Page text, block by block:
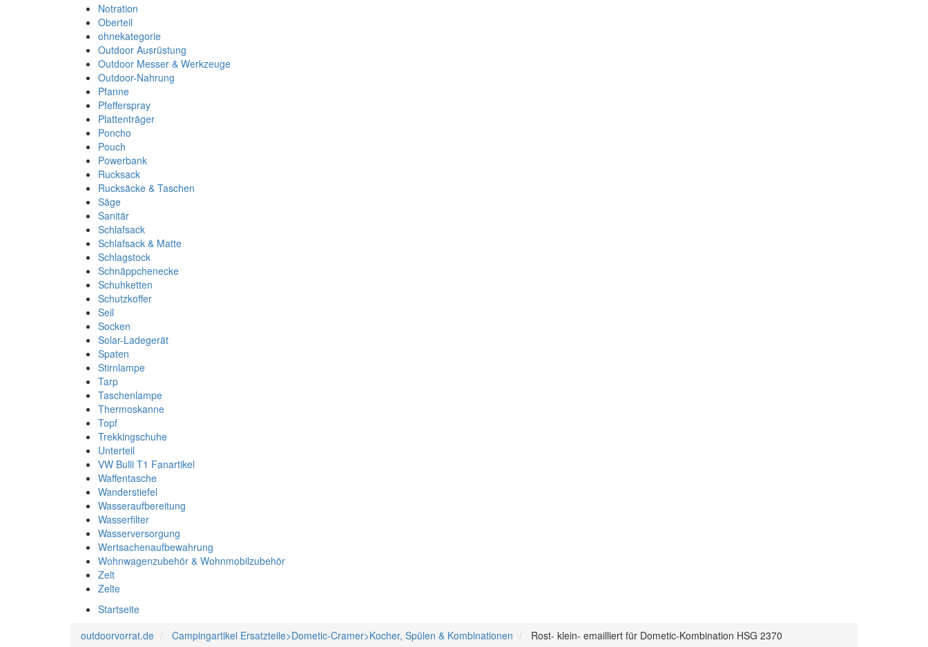
Notration
Oberteil
ohnekategorie
Outdoor Ausrüstung
Outdoor Messer & Werkzeuge
Outdoor-Nahrung
Pfanne
Pfefferspray
Plattenträger
Poncho
Pouch
Powerbank
Rucksack
Rucksäcke & Taschen
Säge
Sanitär
Schlafsack
Schlafsack & Matte
Schlagstock
Schnäppchenecke
Schuhketten
Schutzkoffer
Seil
Socken
Solar-Ladegerät
Spaten
Stirnlampe
Tarp
Taschenlampe
Thermoskanne
Topf
Trekkingschuhe
Unterteil
VW Bulli T1 Fanartikel
Waffentasche
Wanderstiefel
Wasseraufbereitung
Wasserfilter
Wasserversorgung
Wertsachenaufbewahrung
Wohnwagenzubehör & Wohnmobilzubehör
Zelt
Zelte
Startseite
outdoorvorrat.de
Campingartikel Ersatzteile>Dometic-Cramer>Kocher, Spülen & Kombinationen Rost- klein- emailliert für Dometic-Kombination HSG 2370